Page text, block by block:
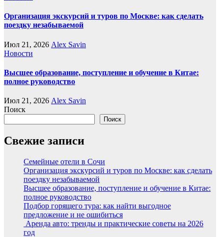
Организация экскурсий и туров по Москве: как сделать
поездку незабываемой
Июл 21, 2026 Alex Savin
Новости
Высшее образование, поступление и обучение в Китае:
полное руководство
Июл 21, 2026 Alex Savin
Поиск
Поиск
Свежие записи
Семейные отели в Сочи
Организация экскурсий и туров по Москве: как сделать
поездку незабываемой
Высшее образование, поступление и обучение в Китае:
полное руководство
Подбор горящего тура: как найти выгодное
предложение и не ошибиться
Аренда авто: тренды и практические советы на 2026
год